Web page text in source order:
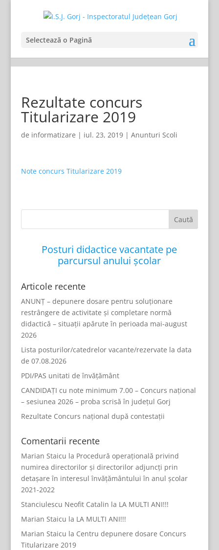
Selectează o Pagină
Rezultate concurs
Titularizare 2019
de informatizare | iul. 23, 2019| Anunturi Scoli
Note concurs Titularizare 2019
Posturi didactice vacantate pe
parcursul anului școlar
Articole recente
ANUNȚ – depunere dosare pentru soluționare
restrângere de activitate și completare normă
didactică – situații apărute în perioada mai-august
2026
Lista posturilor/catedrelor vacante/rezervate la data
de 07.08.2026
PDI/PAS unitati de învățământ
CANDIDAȚI cu note minimum 7.00 – Concurs național
– sesiunea 2026 – proba scrisă în județul Gorj
Rezultate Concurs național după contestații
Comentarii recente
Marian Staicu la Procedură operațională privind
numirea directorilor și directorilor adjuncți prin
detașare în interesul învățământului în anul școlar
2021-2022
Stanciulescu Neofit Catalin la LA MULTI ANI!!!
Marian Staicu la LA MULTI ANI!!!
Marian Staicu la Centru depunere dosare Concurs
Titularizare 2019